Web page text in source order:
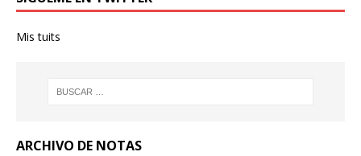
Mis tuits
ARCHIVO DE NOTAS